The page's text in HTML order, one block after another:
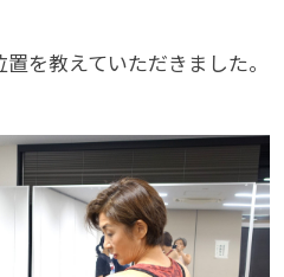
を教えていただきました。